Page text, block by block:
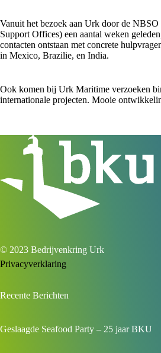
Vanuit het bezoek aan Urk door de NBSO
Support Offices) een aantal weken
contacten ontstaan met concrete
in Mexico, Brazilie, en India.
Ook komen bij Urk Maritime verzoeken
internationale projecten. Mooie
© 2023 Bedrijvenkring Urk
Privacyverklaring
Recente Berichten
Geslaagde Seafood Party – 25 jaar BKU